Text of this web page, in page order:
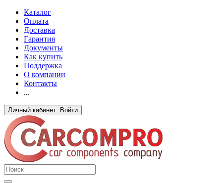
Каталог
Оплата
Доставка
Гарантия
Документы
Как купить
Поддержка
О компании
Контакты
...
Личный кабинет: Войти